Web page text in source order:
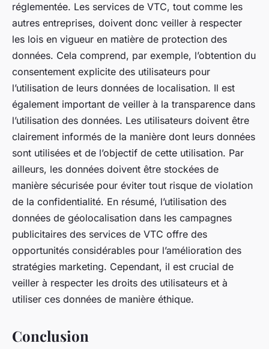
réglementée. Les services de VTC, tout comme les
autres entreprises, doivent donc veiller à respecter
les lois en vigueur en matière de protection des
données. Cela comprend, par exemple, l’obtention du
consentement explicite des utilisateurs pour
l’utilisation de leurs données de localisation. Il est
également important de veiller à la transparence dans
l’utilisation des données. Les utilisateurs doivent être
clairement informés de la manière dont leurs données
sont utilisées et de l’objectif de cette utilisation. Par
ailleurs, les données doivent être stockées de
manière sécurisée pour éviter tout risque de violation
de la confidentialité. En résumé, l’utilisation des
données de géolocalisation dans les campagnes
publicitaires des services de VTC offre des
opportunités considérables pour l’amélioration des
stratégies marketing. Cependant, il est crucial de
veiller à respecter les droits des utilisateurs et à
utiliser ces données de manière éthique.
Conclusion